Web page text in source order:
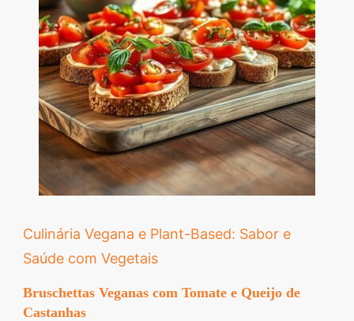
Culinária Vegana e Plant-Based: Sabor e
Saúde com Vegetais
Bruschettas Veganas com Tomate e Queijo de
Castanhas